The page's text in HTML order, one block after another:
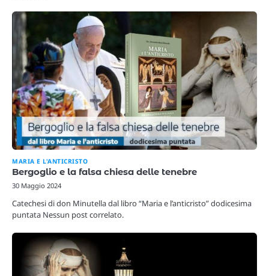
MARIA E L'ANTICRISTO
Bergoglio e la falsa chiesa delle tenebre
30 Maggio 2024
Catechesi di don Minutella dal libro “Maria e l’anticristo” dodicesima
puntata Nessun post correlato.